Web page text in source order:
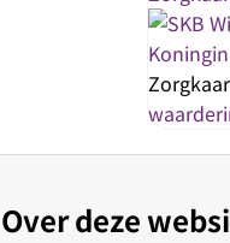
Over deze